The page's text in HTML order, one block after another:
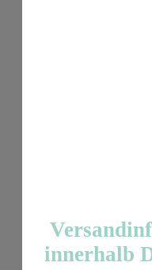
innerhalb